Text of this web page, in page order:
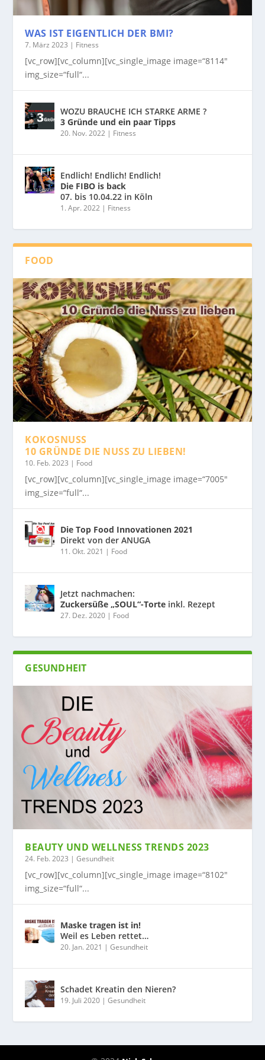
WAS IST EIGENTLICH DER BMI?
7. März 2023 | Fitness
[vc_row][vc_column][vc_single_image image=“8114″
img_size=“full“...
WOZU BRAUCHE ICH STARKE ARME ?
3 Gründe und ein paar Tipps
20. Nov. 2022 | Fitness
Endlich! Endlich! Endlich!
Die FIBO is back
07. bis 10.04.22 in Köln
1. Apr. 2022 | Fitness
FOOD
KOKOSNUSS
10 GRÜNDE DIE NUSS ZU LIEBEN!
10. Feb. 2023 | Food
[vc_row][vc_column][vc_single_image image=“7005″
img_size=“full“...
Die Top Food Innovationen 2021
Direkt von der ANUGA
11. Okt. 2021 | Food
Jetzt nachmachen:
Zuckersüße „SOUL“-Torte inkl. Rezept
27. Dez. 2020 | Food
GESUNDHEIT
BEAUTY UND WELLNESS TRENDS 2023
24. Feb. 2023 |Gesundheit
[vc_row][vc_column][vc_single_image image=“8102″
img_size=“full“...
Maske tragen ist in!
Weil es Leben rettet…
20. Jan. 2021 |Gesundheit
Schadet Kreatin den Nieren?
19. Juli 2020 |Gesundheit